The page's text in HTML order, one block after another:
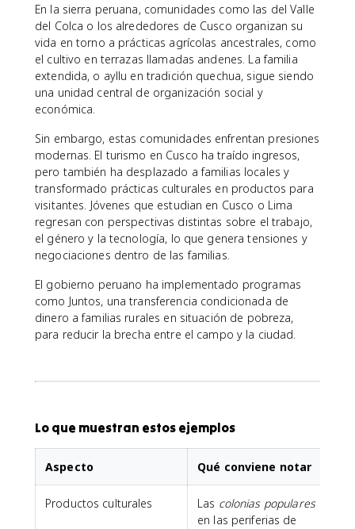
En la sierra peruana, comunidades como las del Valle
del Colca o los alrededores de Cusco organizan su
vida en torno a prácticas agrícolas ancestrales, como
el cultivo en terrazas llamadas andenes. La familia
extendida, o ayllu en tradición quechua, sigue siendo
una unidad central de organización social y
económica.
Sin embargo, estas comunidades enfrentan presiones
modernas. El turismo en Cusco ha traído ingresos,
pero también ha desplazado a familias locales y
transformado prácticas culturales en productos para
visitantes. Jóvenes que estudian en Cusco o Lima
regresan con perspectivas distintas sobre el trabajo,
el género y la tecnología, lo que genera tensiones y
negociaciones dentro de las familias.
El gobierno peruano ha implementado programas
como Juntos, una transferencia condicionada de
dinero a familias rurales en situación de pobreza,
para reducir la brecha entre el campo y la ciudad.
Lo que muestran estos ejemplos
Aspecto Qué conviene notar
Productos culturales Las colonias populares
en las periferias de